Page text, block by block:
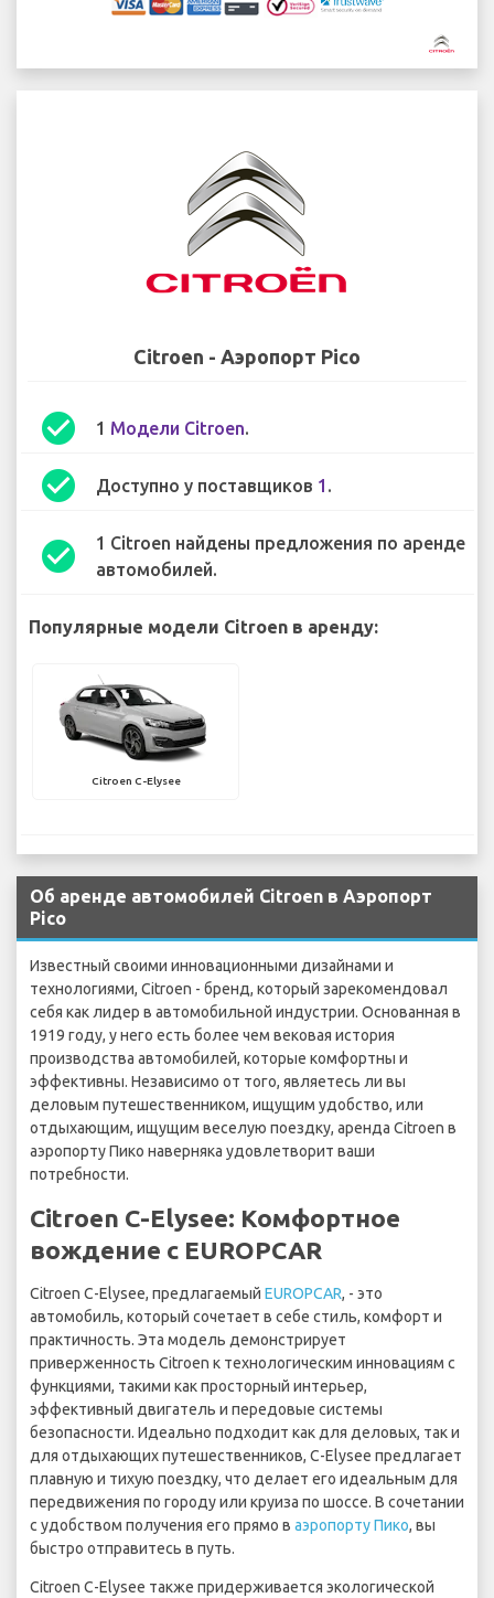
Citroen - Аэропорт Pico
check_circle 1 Модели Citroen.
check_circle Доступно у поставщиков 1 .
check_circle
1 Citroen найдены предложения по аренде
автомобилей.
Популярные модели Citroen в аренду:
Citroen C-Elysee
Об аренде автомобилей Citroen в Аэропорт
Pico
Известный своими инновационными дизайнами и
технологиями, Citroen - бренд, который зарекомендовал
себя как лидер в автомобильной индустрии. Основанная в
1919 году, у него есть более чем вековая история
производства автомобилей, которые комфортны и
эффективны. Независимо от того, являетесь ли вы
деловым путешественником, ищущим удобство, или
отдыхающим, ищущим веселую поездку, аренда Citroen в
аэропорту Пико наверняка удовлетворит ваши
потребности.
Citroen C-Elysee: Комфортное
вождение с EUROPCAR
Citroen C-Elysee, предлагаемый EUROPCAR, - это
автомобиль, который сочетает в себе стиль, комфорт и
практичность. Эта модель демонстрирует
приверженность Citroen к технологическим инновациям с
функциями, такими как просторный интерьер,
эффективный двигатель и передовые системы
безопасности. Идеально подходит как для деловых, так и
для отдыхающих путешественников, C-Elysee предлагает
плавную и тихую поездку, что делает его идеальным для
передвижения по городу или круиза по шоссе. В сочетании
с удобством получения его прямо в аэропорту Пико, вы
быстро отправитесь в путь.
Citroen C-Elysee также придерживается экологической